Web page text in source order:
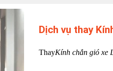
Dịch vụ thay
ThayKính chắn gió xe